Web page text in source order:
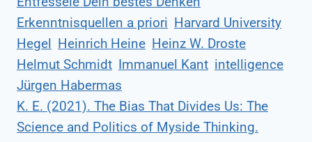
Erkenntnisquellen a priori Harvard University
Hegel
Heinrich Heine Heinz W. Droste
Helmut Schmidt
Immanuel Kant intelligence
Jürgen Habermas
K. E. (2021). The Bias That Divides Us: The
Science and Politics of Myside Thinking.